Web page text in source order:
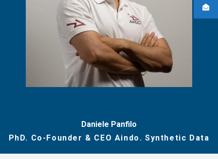
Daniele Panfilo
PhD. Co-Founder & CEO Aindo. Synthetic Data